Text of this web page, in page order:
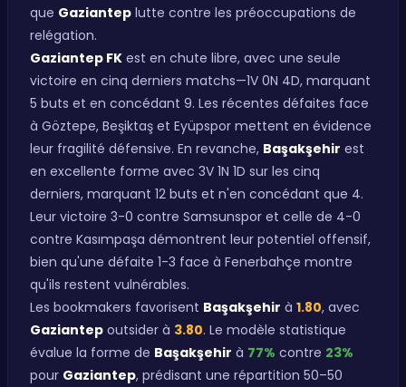
que Gaziantep lutte contre les préoccupations de
relégation.
Gaziantep FK est en chute libre, avec une seule
victoire en cinq derniers matchs—1V 0N 4D, marquant
5 buts et en concédant 9. Les récentes défaites face
à Göztepe, Beşiktaş et Eyüpspor mettent en évidence
leur fragilité défensive. En revanche, Başakşehir est
en excellente forme avec 3V 1N 1D sur les cinq
derniers, marquant 12 buts et n'en concédant que 4.
Leur victoire 3-0 contre Samsunspor et celle de 4-0
contre Kasımpaşa démontrent leur potentiel offensif,
bien qu'une défaite 1-3 face à Fenerbahçe montre
qu'ils restent vulnérables.
Les bookmakers favorisent Başakşehir à 1.80, avec
Gaziantep outsider à 3.80. Le modèle statistique
évalue la forme de Başakşehir à 77% contre 23%
pour Gaziantep, prédisant une répartition 50–50